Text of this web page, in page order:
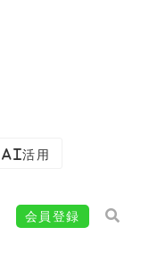
AI活用
会員登録